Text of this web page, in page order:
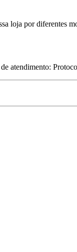
loja por diferentes
atendimento: